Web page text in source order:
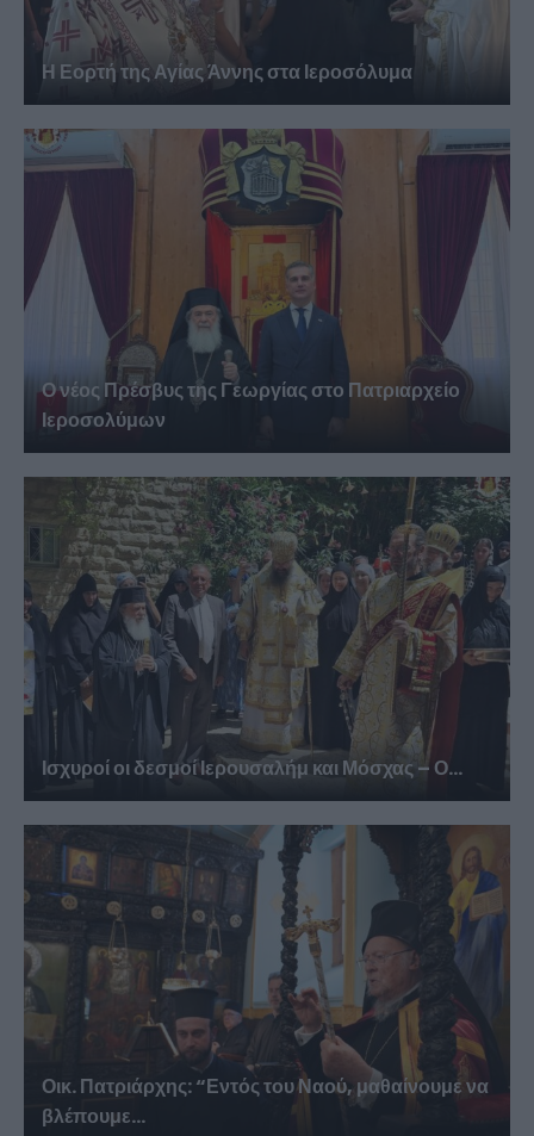
Η Εορτή της Αγίας Άννης στα Ιεροσόλυμα
Ο νέος Πρέσβυς της Γεωργίας στο Πατριαρχείο
Ιεροσολύμων
Ισχυροί οι δεσμοί Ιερουσαλήμ και Μόσχας – Ο...
Οικ. Πατριάρχης: “Εντός του Ναού, μαθαίνουμε να
βλέπουμε...